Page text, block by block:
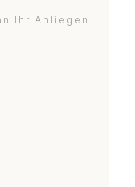
Ihr Anliegen